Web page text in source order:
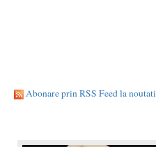
Abonare prin RSS Feed la noutati